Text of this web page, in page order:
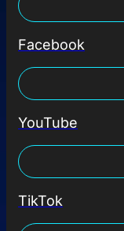
Facebook
YouTube
TikTok